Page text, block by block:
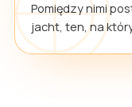
Pomiędzy nimi
jacht, ten, na